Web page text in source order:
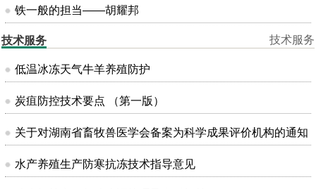
铁一般的担当——胡耀邦
技术服务
技术服务
低温冰冻天气牛羊养殖防护
炭疽防控技术要点 （第一版）
关于对湖南省畜牧兽医学会备案为科学成果评价机构的通知
水产养殖生产防寒抗冻技术指导意见